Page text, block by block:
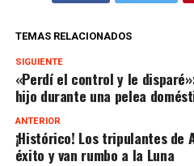
TEMAS RELACIONADOS
SIGUIENTE
«Perdí el control y le
hijo durante una pelea
ANTERIOR
¡Histórico! Los tripulantes de
éxito y van rumbo a la Luna